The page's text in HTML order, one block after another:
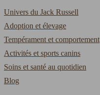
Univers du Jack Russell
Adoption et élevage
Tempérament et comportement
Activités et sports canins
Soins et santé au quotidien
Blog